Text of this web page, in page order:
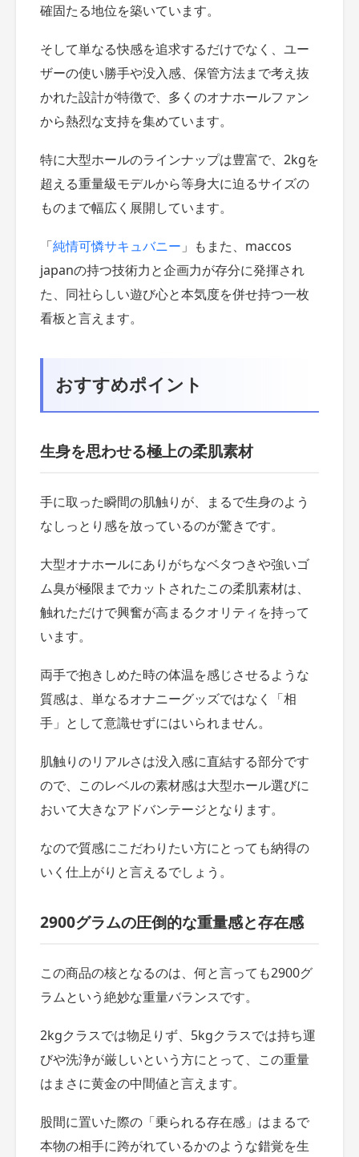
確固たる地位を築いています。
そして単なる快感を追求するだけでなく、ユー
ザーの使い勝手や没入感、保管方法まで考え抜
かれた設計が特徴で、多くのオナホールファン
から熱烈な支持を集めています。
特に大型ホールのラインナップは豊富で、2kgを
超える重量級モデルから等身大に迫るサイズの
ものまで幅広く展開しています。
「純情可憐サキュバニー 」もまた、maccos
japanの持つ技術力と企画力が存分に発揮され
た、同社らしい遊び心と本気度を併せ持つ一枚
看板と言えます。
おすすめポイント
生身を思わせる極上の柔肌素材
手に取った瞬間の肌触りが、まるで生身のよう
なしっとり感を放っているのが驚きです。
大型オナホールにありがちなベタつきや強いゴ
ム臭が極限までカットされたこの柔肌素材は、
触れただけで興奮が高まるクオリティを持って
います。
両手で抱きしめた時の体温を感じさせるような
質感は、単なるオナニーグッズではなく「相
手」として意識せずにはいられません。
肌触りのリアルさは没入感に直結する部分です
ので、このレベルの素材感は大型ホール選びに
おいて大きなアドバンテージとなります。
なので質感にこだわりたい方にとっても納得の
いく仕上がりと言えるでしょう。
2900グラムの圧倒的な重量感と存在感
この商品の核となるのは、何と言っても2900グ
ラムという絶妙な重量バランスです。
2kgクラスでは物足りず、5kgクラスでは持ち運
びや洗浄が厳しいという方にとって、この重量
はまさに黄金の中間値と言えます。
股間に置いた際の「乗られる存在感」はまるで
本物の相手に跨がれているかのような錯覚を生